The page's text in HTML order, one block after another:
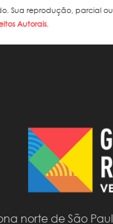
Sua reprodução, parcial
Autorais.
norte de São